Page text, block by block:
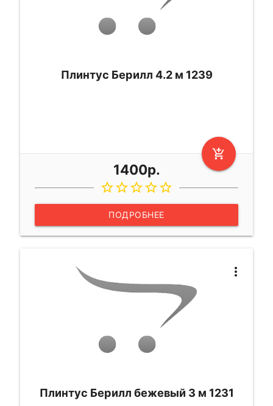
Плинтус Берилл 4.2 м 1239
add_shopping_cart
1400р.
star_borderstar_borderstar_borderstar_borderstar_border
ПОДРОБНЕЕ
more_vert
Плинтус Берилл бежевый 3 м 1231